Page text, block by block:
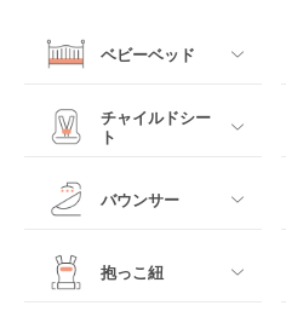
ベビーベッド
すべて
レギュラーサイズベビ
ベッドインベッド
チャイルドシー
ト
すべて
バウンサー
すべて
抱っこ紐